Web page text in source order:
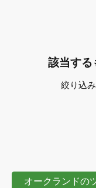
該当する
絞り込
オークランドの